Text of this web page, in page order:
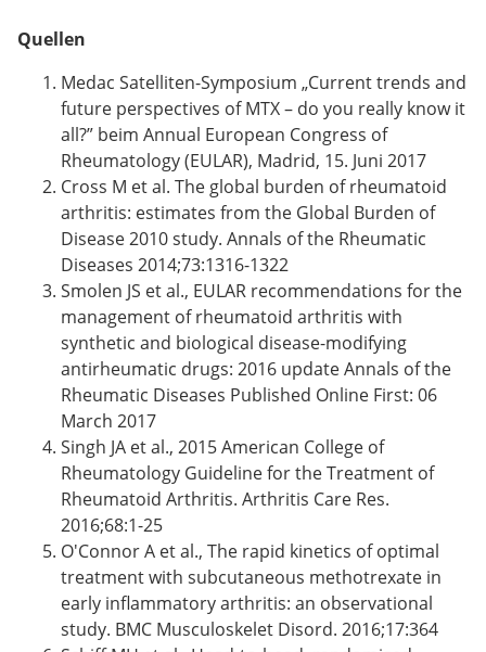
Quellen
Medac Satelliten-Symposium „Current trends and
future perspectives of MTX – do you really know it
all?” beim Annual European Congress of
Rheumatology (EULAR), Madrid, 15. Juni 2017
Cross M et al. The global burden of rheumatoid
arthritis: estimates from the Global Burden of
Disease 2010 study. Annals of the Rheumatic
Diseases 2014;73:1316-1322
Smolen JS et al., EULAR recommendations for the
management of rheumatoid arthritis with
synthetic and biological disease-modifying
antirheumatic drugs: 2016 update Annals of the
Rheumatic Diseases Published Online First: 06
March 2017
Singh JA et al., 2015 American College of
Rheumatology Guideline for the Treatment of
Rheumatoid Arthritis. Arthritis Care Res.
2016;68:1-25
O'Connor A et al., The rapid kinetics of optimal
treatment with subcutaneous methotrexate in
early inflammatory arthritis: an observational
study. BMC Musculoskelet Disord. 2016;17:364